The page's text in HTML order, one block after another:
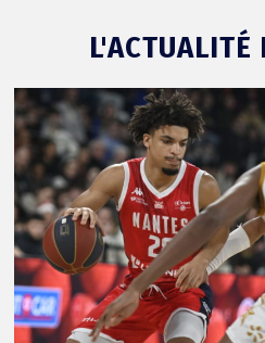
L'ACTUALITÉ